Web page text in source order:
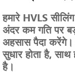
हमारे HVLS
अंदर कम गति पर
अहसास पैदा
सुधार होता है,
है।